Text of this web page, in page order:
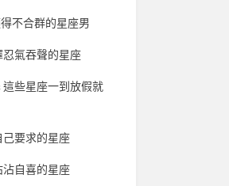
不合群的星座男
氣吞聲的星座
些星座一到放假就
要求的星座
自喜的星座